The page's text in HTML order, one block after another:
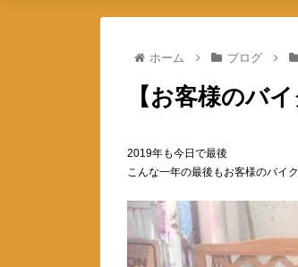
ホーム ブログ
【お客様のバ
2019年も今日で最後
こんな一年の最後もお客様のバイ